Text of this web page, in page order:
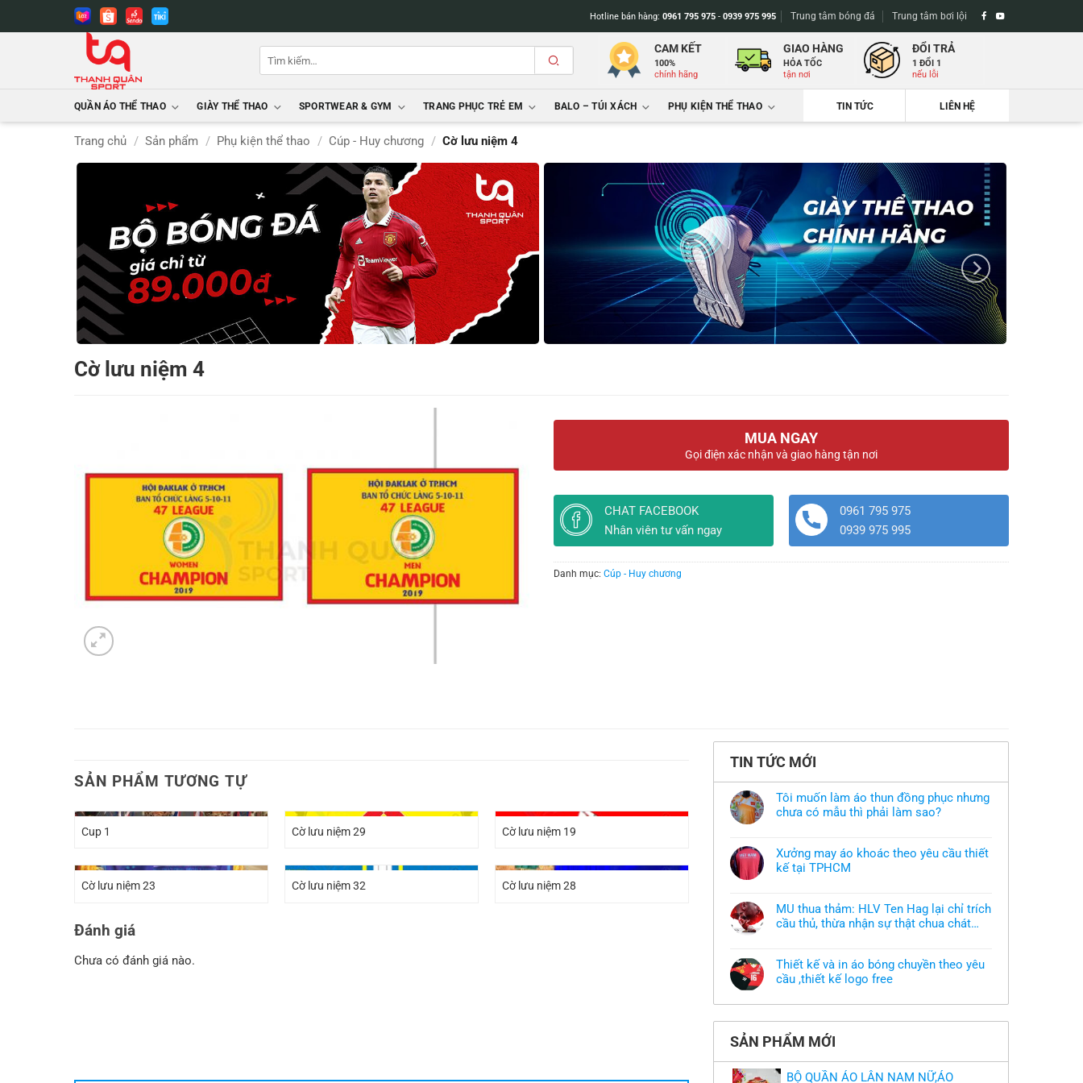
Hotline bán hàng: 0961 795 975- 0939 975 995 Trung tâm bóng đá Trung tâm bơi lội
Tìm
CAM KẾT
100%
chính hãng
GIAO HÀNG
HỎA TỐC
tận nơi
ĐỔI TRẢ
1 ĐỔI 1
nếu lỗi
QUẦN ÁO THỂ THAO GIÀY THỂ THAO SPORTWEAR & GYM TRANG PHỤC TRẺ EM BALO – TÚI XÁCH PHỤ KIỆN THỂ THAO TIN TỨC LIÊN HỆ
Trang chủ / Sản phẩm / Phụ kiện thể thao / Cúp - Huy chương / Cờ lưu niệm 4
Cờ lưu niệm 4
MUA NGAY
Gọi điện xác nhận và giao hàng tận nơi
CHAT FACEBOOK
Nhân viên tư vấn ngay
0961 795 975
0939 975 995
Danh mục: Cúp - Huy chương
SẢN PHẨM TƯƠNG TỰ
Cup 1 Cờ lưu niệm 29 Cờ lưu niệm 19
Cờ lưu niệm 23 Cờ lưu niệm 32 Cờ lưu niệm 28
Đánh giá
Chưa có đánh giá nào.
TIN TỨC MỚI
Tôi muốn làm áo thun đồng phục nhưng
chưa có mẫu thì phải làm sao?
bình
luận
ở
áo
thun
đồng
có
mẫu
thì
Xưởng may áo khoác theo yêu cầu thiết
kế tại TPHCM
bình
luận
ở
khoác
theo
yêu
MU thua thảm: HLV Ten Hag lại chỉ trích
cầu thủ, thừa nhận sự thật chua chát
bình
luận
ở
thảm:
Hag
lại
trích
cầu
Thiết kế và in áo bóng chuyền theo yêu
cầu ,thiết kế logo free
có
luận
Thiết
và
in
SẢN PHẨM MỚI
BỘ QUẦN ÁO LÂN NAM NỮ,ÁO